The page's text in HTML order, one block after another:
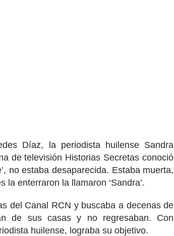
Díaz, la periodista huilense Sandra
de televisión Historias Secretas conoció
no estaba desaparecida. Estaba muerta,
enterraron la llamaron ‘Sandra’.
del Canal RCN y buscaba a decenas de
de sus casas y no regresaban. Con
huilense, lograba su objetivo.